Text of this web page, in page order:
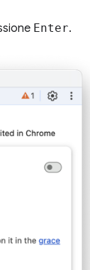
Enter.